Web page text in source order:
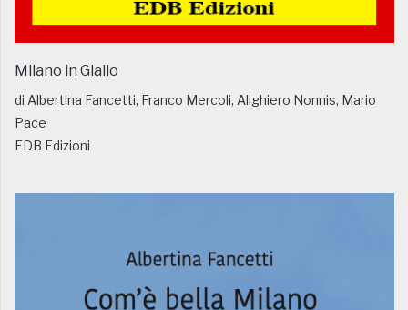
Milano in Giallo
di Albertina Fancetti, Franco Mercoli, Alighiero Nonnis, Mario
Pace
EDB Edizioni